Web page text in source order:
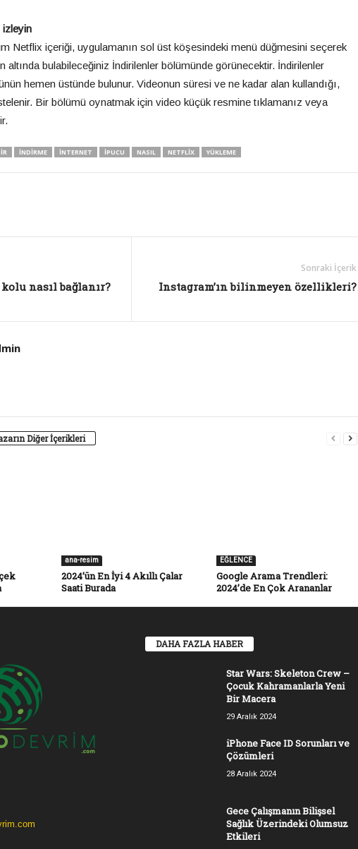
izleyin
Netflix içeriği, uygulamanın sol üst köşesindeki menü düğmesini seçerek
altında bulabileceğiniz İndirilenler bölümünde görünecektir. İndirilenler
hemen üstünde bulunur. Videonun süresi ve ne kadar alan kullandığı,
Bir bölümü oynatmak için video küçük resmine tıklamanız veya
INDIRME INTERNET IPUCU NASIL NETFLIX YÜKLEME
nasıl bağlanır?
Sonraki İçerik
Instagram’ın bilinmeyen özellikleri?
Diğer İçerikleri
ana-resim
2024’ün En İyi 4 Akıllı Çalar
Saati Burada
EĞLENCE
Google Arama Trendleri:
2024’de En Çok Arananlar
DAHA FAZLA HABER
Star Wars: Skeleton Crew –
Çocuk Kahramanlarla Yeni
Bir Macera
29 Aralık 2024
iPhone Face ID Sorunları ve
Çözümleri
28 Aralık 2024
Gece Çalışmanın Bilişsel
Sağlık Üzerindeki Olumsuz
Etkileri